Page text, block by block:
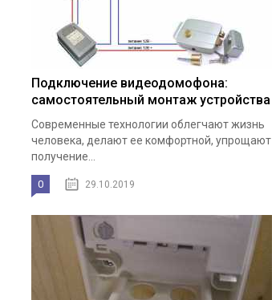
Подключение видеодомофона:
самостоятельный монтаж устройства
Современные технологии облегчают жизнь
человека, делают ее комфортной, упрощают
получение...
0 29.10.2019